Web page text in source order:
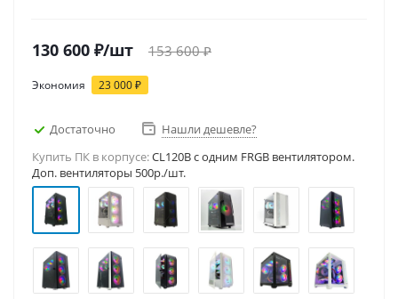
130 600 ₽/шт 153 600₽
Экономия 23 000₽
Достаточно
Нашли дешевле?
Купить ПК в корпусе:CL120B c одним FRGB вентилятором.
Доп. вентиляторы 500р./шт.